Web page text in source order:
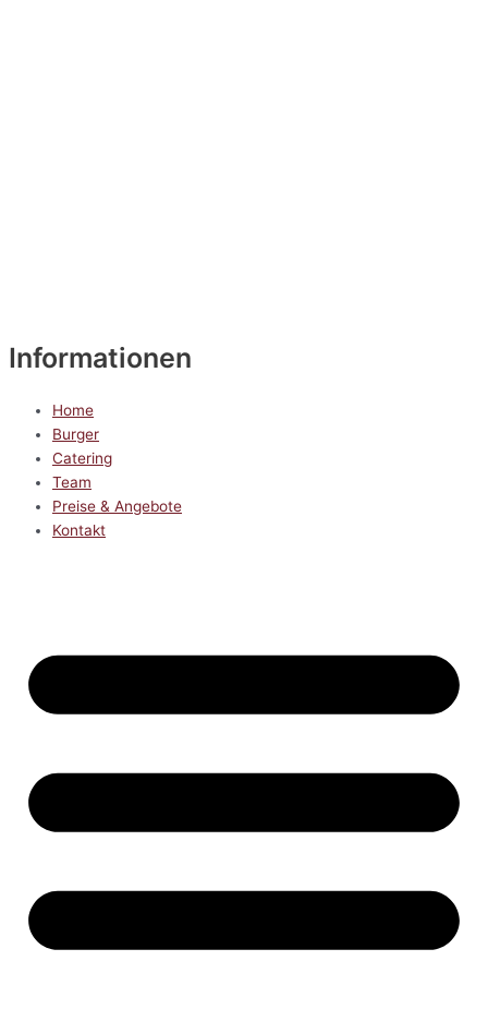
Informationen
Home
Burger
Catering
Team
Preise & Angebote
Kontakt